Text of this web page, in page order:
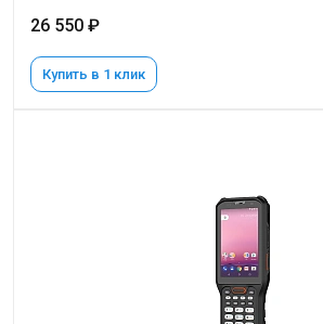
26 550 ₽
Купить в 1 клик